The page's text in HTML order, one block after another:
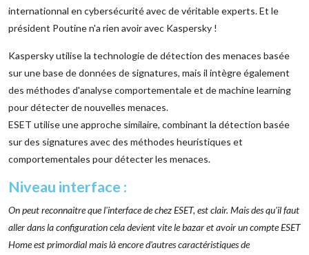
internationnal en cybersécurité avec de véritable experts. Et le
président Poutine n'a rien avoir avec Kaspersky !
Kaspersky utilise la technologie de détection des menaces basée
sur une base de données de signatures, mais il intègre également
des méthodes d'analyse comportementale et de machine learning
pour détecter de nouvelles menaces.
ESET utilise une approche similaire, combinant la détection basée
sur des signatures avec des méthodes heuristiques et
comportementales pour détecter les menaces.
Niveau interface :
On peut reconnaitre que l'interface de chez ESET, est clair. Mais des qu'il faut
aller dans la configuration cela devient vite le bazar et avoir un compte ESET
Home est primordial mais là encore d'autres caractéristiques de